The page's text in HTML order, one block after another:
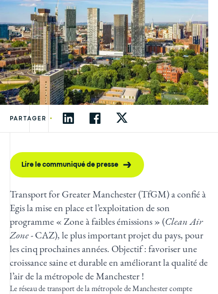
PARTAGER •
Lire le communiqué de presse
Transport for Greater Manchester (TfGM) a confié à
Egis la mise en place et l’exploitation de son
programme « Zone à faibles émissions » (Clean Air
Zone- CAZ), le plus important projet du pays, pour
les cinq prochaines années. Objectif : favoriser une
croissance saine et durable en améliorant la qualité de
l’air de la métropole de Manchester !
Le réseau de transport de la métropole de Manchester compte